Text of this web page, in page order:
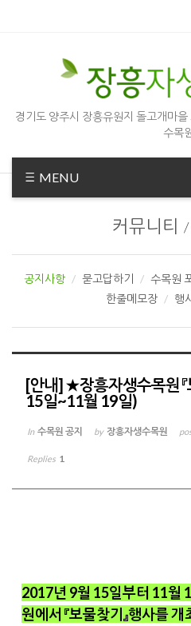
경기도 양주시 장흥유원지 돌고개마
수목
MENU
커뮤니티 /
공지사항 묻고답하기 수목원
한줄메모장
행
[안내] ★장흥자생수목원 『
15일~11월 19일)
In 수목원 공지 by 장흥자생수목원
Replies 1
2017년 9월 15일부터 11월
원에서 『보물찾기』행사를 개